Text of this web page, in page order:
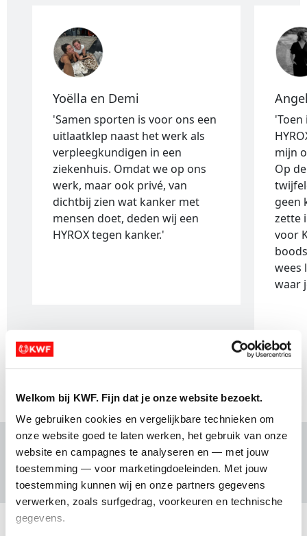
Welkom bij KWF. Fijn dat je onze website bezoekt.
We gebruiken cookies en vergelijkbare technieken om
onze website goed te laten werken, het gebruik van onze
website en campagnes te analyseren en — met jouw
toestemming — voor marketingdoeleinden. Met jouw
toestemming kunnen wij en onze partners gegevens
verwerken, zoals surfgedrag, voorkeuren en technische
gegevens.
Yoëlla en Demi
'Samen sporten is voor ons een
uitlaatklep naast het werk als
verpleegkundigen in een
ziekenhuis. Omdat we op ons
werk, maar ook privé, van
dichtbij zien wat kanker met
mensen doet, deden wij een
HYROX tegen kanker.'
mijn
Op
geen
zette
voor
wees
waar
1 van 2
Waar doe je het voor?